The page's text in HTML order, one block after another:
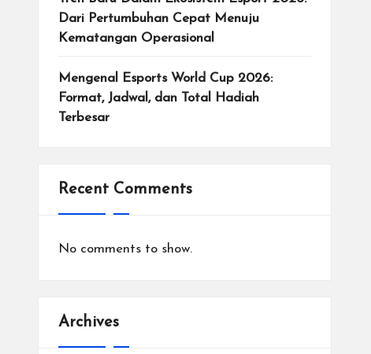
Dari Pertumbuhan Cepat Menuju
Kematangan Operasional
Mengenal Esports World Cup 2026:
Format, Jadwal, dan Total Hadiah
Terbesar
Recent Comments
No comments to show.
Archives